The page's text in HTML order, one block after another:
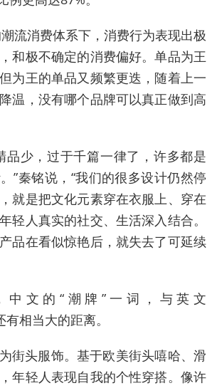
潮流消费体系下，消费行为表现出极
和极不确定的消费偏好。单品为王
为王的单品又频繁更迭，随着上一
温，没有哪个品牌可以真正做到高
品少，过于千篇一律了，许多都是
”秦铭说，“我们的很多设计仍然停
就是把文化元素穿在衣服上、穿在
轻人真实的社交、生活深入结合。
品在看似惊艳后，就失去了可延续
中文的“潮牌”一词，与英文
相当大的距离。
街头服饰。基于欧美街头嘻哈、滑
年轻人表现自我的个性穿搭。像许